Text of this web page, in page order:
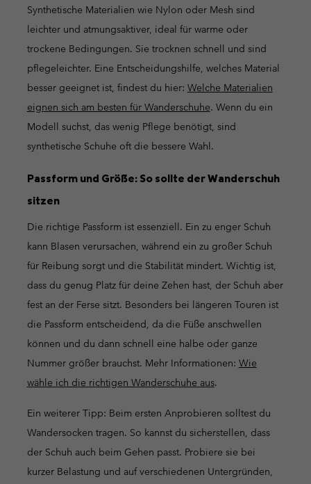
Synthetische Materialien wie Nylon oder Mesh sind
leichter und atmungsaktiver, ideal für warme oder
trockene Bedingungen. Sie trocknen schnell und sind
pflegeleichter. Eine Entscheidungshilfe, welches Material
besser geeignet ist, findest du hier: Welche Materialien
eignen sich am besten für Wanderschuhe. Wenn du ein
Modell suchst, das wenig Pflege benötigt, sind
synthetische Schuhe oft die bessere Wahl.
Passform und Größe: So sollte der Wanderschuh
sitzen
Die richtige Passform ist essenziell. Ein zu enger Schuh
kann Blasen verursachen, während ein zu großer Schuh
für Reibung sorgt und die Stabilität mindert. Wichtig ist,
dass du genug Platz für deine Zehen hast, der Schuh aber
fest an der Ferse sitzt. Besonders bei längeren Touren ist
die Passform entscheidend, da die Füße anschwellen
können und du dann schnell eine halbe oder ganze
Nummer größer brauchst. Mehr Informationen: Wie
wähle ich die richtigen Wanderschuhe aus.
Ein weiterer Tipp: Beim ersten Anprobieren solltest du
Wandersocken tragen. So kannst du sicherstellen, dass
der Schuh auch beim Gehen passt. Probiere sie bei
kurzer Belastung und auf verschiedenen Untergründen,